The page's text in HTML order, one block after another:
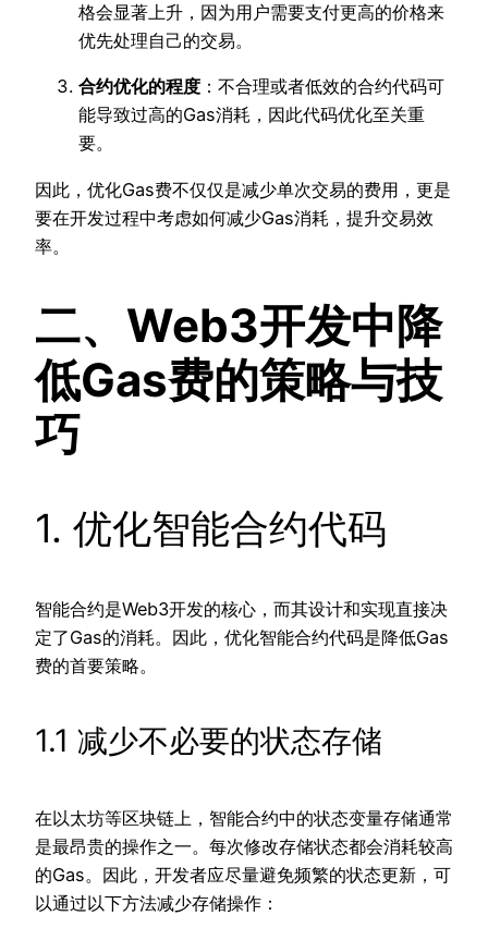
格会显著上升，因为用户需要支付更高的价格来
优先处理自己的交易。
合约优化的程度 ：不合理或者低效的合约代码可
能导致过高的Gas消耗，因此代码优化至关重
要。
因此，优化Gas费不仅仅是减少单次交易的费用，更是
要在开发过程中考虑如何减少Gas消耗，提升交易效
率。
二、Web3开发中降
低Gas费的策略与技
巧
1. 优化智能合约代码
智能合约是Web3开发的核心，而其设计和实现直接决
定了Gas的消耗。因此，优化智能合约代码是降低Gas
费的首要策略。
1.1 减少不必要的状态存储
在以太坊等区块链上，智能合约中的状态变量存储通常
是最昂贵的操作之一。每次修改存储状态都会消耗较高
的Gas。因此，开发者应尽量避免频繁的状态更新，可
以通过以下方法减少存储操作：